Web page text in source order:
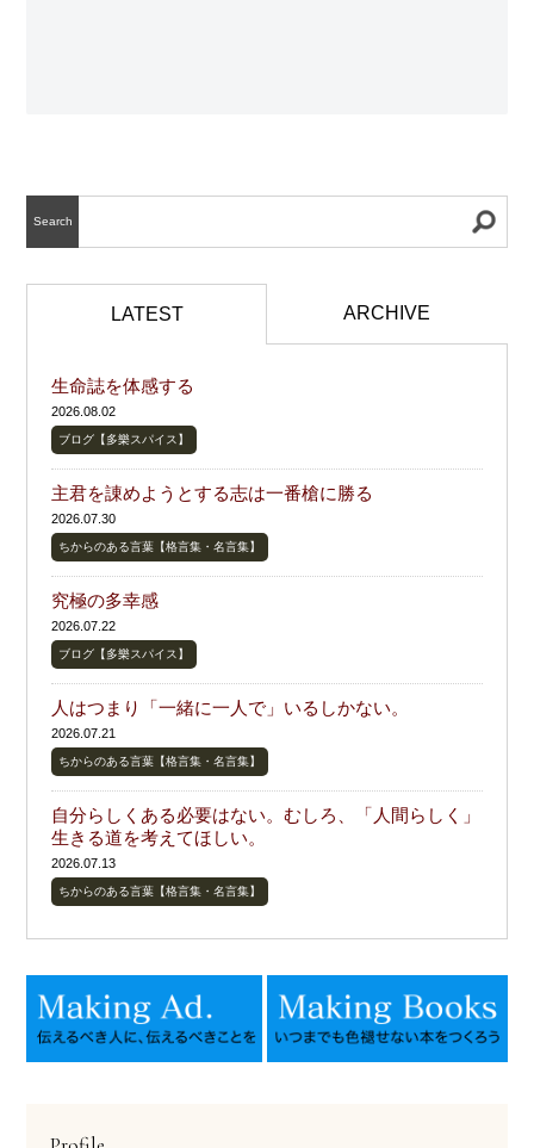
Search
LATEST ARCHIVE
生命誌を体感する
2026.08.02
ブログ【多樂スパイス】
主君を諌めようとする志は一番槍に勝る
2026.07.30
ちからのある言葉【格言集・名言集】
究極の多幸感
2026.07.22
ブログ【多樂スパイス】
人はつまり「一緒に一人で」いるしかない。
2026.07.21
ちからのある言葉【格言集・名言集】
自分らしくある必要はない。むしろ、「人間らしく」
生きる道を考えてほしい。
2026.07.13
ちからのある言葉【格言集・名言集】